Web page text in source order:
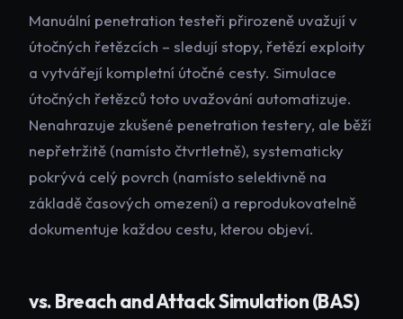
Manuální penetration testeři přirozeně uvažují v
útočných řetězcích – sledují stopy, řetězí exploity
a vytvářejí kompletní útočné cesty. Simulace
útočných řetězců toto uvažování automatizuje.
Nenahrazuje zkušené penetration testery, ale běží
nepřetržitě (namísto čtvrtletně), systematicky
pokrývá celý povrch (namísto selektivně na
základě časových omezení) a reprodukovatelně
dokumentuje každou cestu, kterou objeví.
vs. Breach and Attack Simulation (BAS)